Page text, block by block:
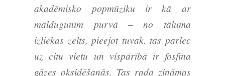
akadēmisko popmūziku ir kā ar
maldugunīm purvā – no tāluma
izliekas zelts, pieejot tuvāk, tās pārlec
uz citu vietu un vispārībā ir fosfīna
gāzes oksidēšanās. Tas rada zināmas